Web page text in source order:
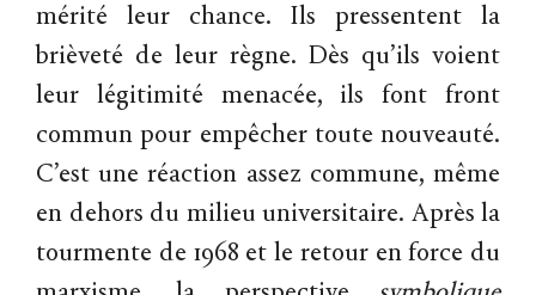
mérité leur chance. Ils pressentent la
brièveté de leur règne. Dès qu’ils voient
leur légitimité menacée, ils font front
commun pour empêcher toute nouveauté.
C’est une réaction assez commune, même
en dehors du milieu universitaire. Après la
tourmente de 1968 et le retour en force du